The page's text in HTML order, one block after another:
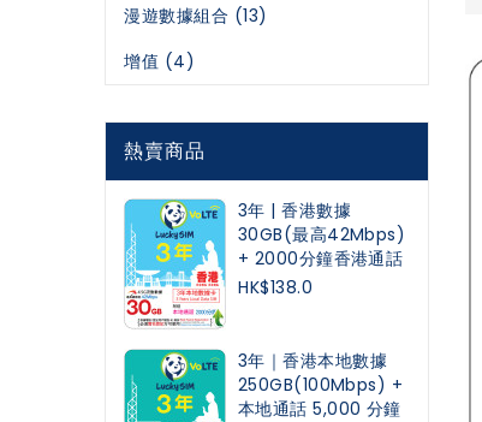
漫遊數據組合 (13)
增值 (4)
熱賣商品
3年 | 香港數據
30GB(最高42Mbps)
+ 2000分鐘香港通話
HK$138.0
3年｜香港本地數據
250GB(100Mbps) +
本地通話 5,000 分鐘